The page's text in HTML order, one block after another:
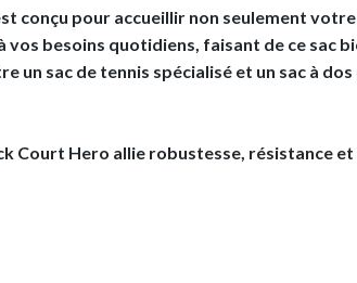
conçu pour accueillir non seulement
besoins quotidiens, faisant de ce sac
un sac de tennis spécialisé et un sac à
Court Hero allie robustesse, résistance